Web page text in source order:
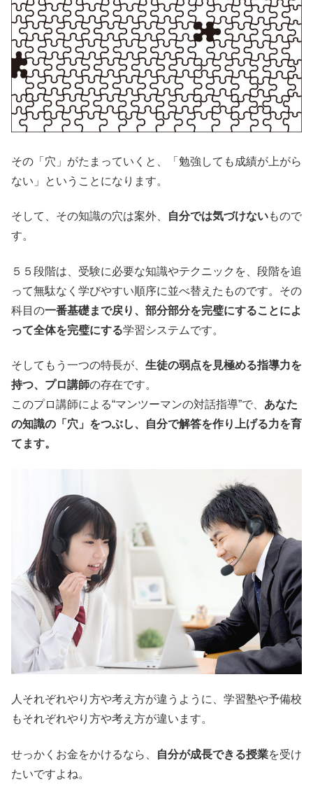
その「穴」がたまっていくと、「勉強しても成績が上がら
ない」ということになります。
そして、その知識の穴は案外、 自分では気づけないもので
す。
５５段階は、受験に必要な知識やテクニックを、段階を追
って無駄なく学びやすい順序に並べ替えたものです。その
科目の一番基礎まで戻り、部分部分を完璧にすることによ
って全体を完璧にする学習システムです。
そしてもう一つの特長が、 生徒の弱点を見極める指導力を
持つ、プロ講師の存在です。
このプロ講師による“マンツーマンの対話指導”で、 あなた
の知識の「穴」をつぶし、自分で解答を作り上げる力を育
てます。
人それぞれやり方や考え方が違うように、学習塾や予備校
もそれぞれやり方や考え方が違います。
せっかくお金をかけるなら、 自分が成長できる授業を受け
たいですよね。